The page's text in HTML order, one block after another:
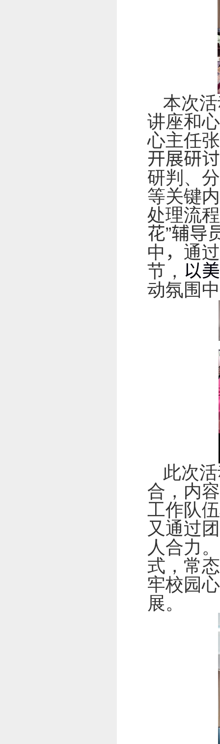
本次
讲座和
心主任
开展研
研判、
等关键
处理流
花”辅导
中 ， 通
节， 以
动氛围
此次
合，内
工作队
又通过
人合力
式，常
牢校园
展。